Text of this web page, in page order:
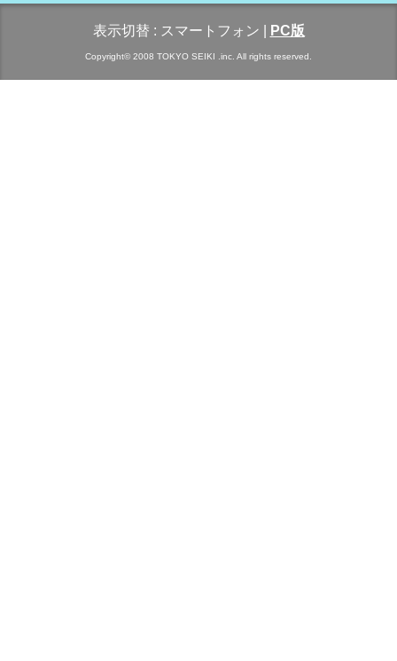
表示切替 : スマートフォン PC版
Copyright© 2008 TOKYO SEIKI .inc. All rights reserved.